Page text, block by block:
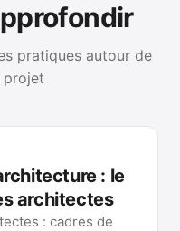
pratiques autour de
projet
: le
architectes
: cadres de